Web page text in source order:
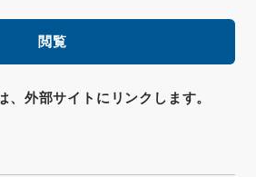
閲覧
、外部サイトにリンクします。